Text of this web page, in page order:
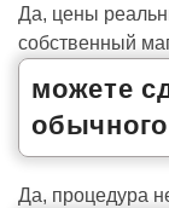
Да, цены
собственный
можете
Да, процедура